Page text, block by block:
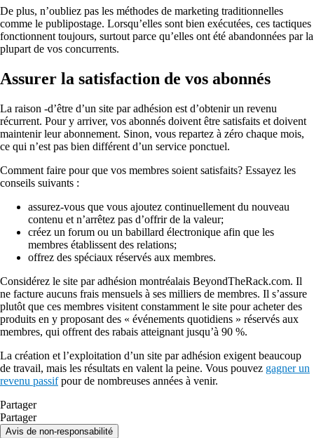
De plus, n’oubliez pas les méthodes de marketing traditionnelles
comme le publipostage. Lorsqu’elles sont bien exécutées, ces tactiques
fonctionnent toujours, surtout parce qu’elles ont été abandonnées par la
plupart de vos concurrents.
Assurer la satisfaction de vos abonnés
La raison -d’être d’un site par adhésion est d’obtenir un revenu
récurrent. Pour y arriver, vos abonnés doivent être satisfaits et doivent
maintenir leur abonnement. Sinon, vous repartez à zéro chaque mois,
ce qui n’est pas bien différent d’un service ponctuel.
Comment faire pour que vos membres soient satisfaits? Essayez les
conseils suivants :
assurez-vous que vous ajoutez continuellement du nouveau
contenu et n’arrêtez pas d’offrir de la valeur;
créez un forum ou un babillard électronique afin que les
membres établissent des relations;
offrez des spéciaux réservés aux membres.
Considérez le site par adhésion montréalais BeyondTheRack.com. Il
ne facture aucuns frais mensuels à ses milliers de membres. Il s’assure
plutôt que ces membres visitent constamment le site pour acheter des
produits en y proposant des « événements quotidiens » réservés aux
membres, qui offrent des rabais atteignant jusqu’à 90 %.
La création et l’exploitation d’un site par adhésion exigent beaucoup
de travail, mais les résultats en valent la peine. Vous pouvez gagner un
revenu passifpour de nombreuses années à venir.
Partager
Partager
Avis de non-responsabilité